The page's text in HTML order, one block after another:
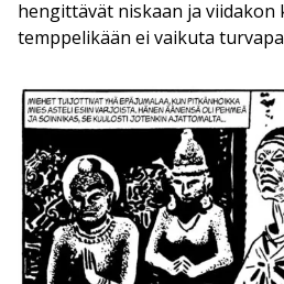
hengittävät niskaan ja viidakon
temppelikään ei vaikuta